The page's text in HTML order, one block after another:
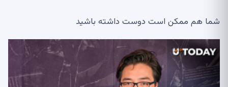
شما هم ممکن است دوست داشته باشید